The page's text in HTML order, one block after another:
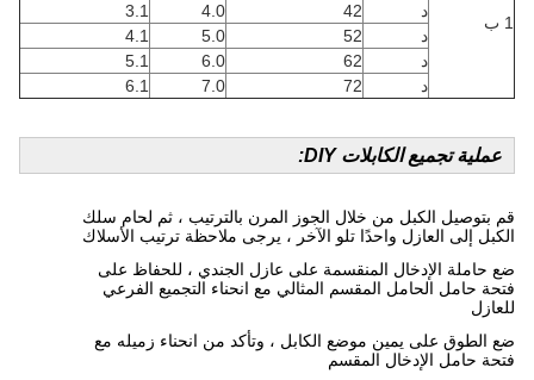
1 ب
د
42
4.0
3.1
د
52
5.0
4.1
د
62
6.0
5.1
د
72
7.0
6.1
عملية تجميع الكابلات DIY:
قم بتوصيل الكبل من خلال الجوز المرن بالترتيب ، ثم لحام سلك
الكبل إلى العازل واحدًا تلو الآخر ، يرجى ملاحظة ترتيب الأسلاك
ضع حاملة الإدخال المنقسمة على عازل الجندي ، للحفاظ على
فتحة حامل الحامل المقسم المثالي مع انحناء التجميع الفرعي
للعازل
ضع الطوق على يمين موضع الكابل ، وتأكد من انحناء زميله مع
فتحة حامل الإدخال المقسم